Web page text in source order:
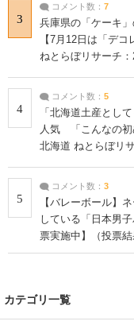
3
コメント数： 7
兵庫県の「ケーキ
【7月12日は「デ
ねとらぼリサーチ：
4
コメント数： 5
「北海道土産とし
人気 「こんなの初
北海道 ねとらぼリ
5
コメント数： 3
【バレーボール】
している「日本男
票実施中】（投票
カテゴリ一覧